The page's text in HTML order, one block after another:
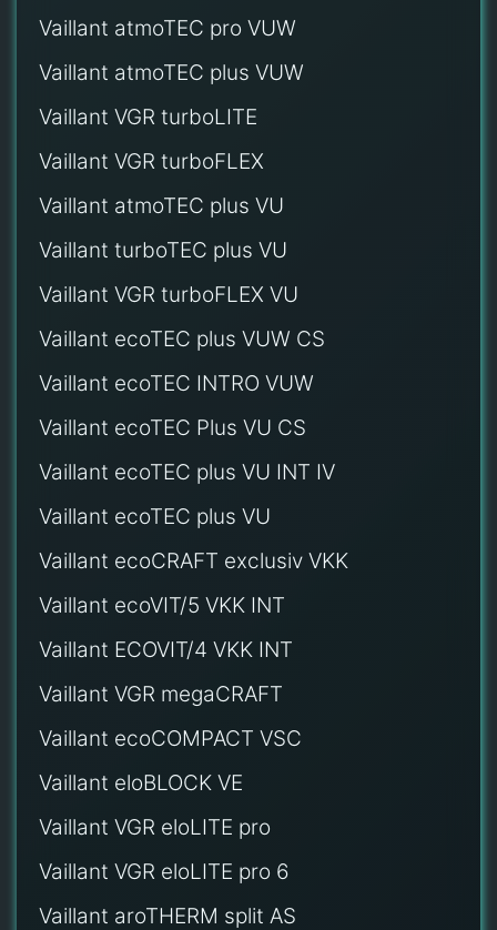
Vaillant atmoTEC pro VUW
Vaillant atmoTEC plus VUW
Vaillant VGR turboLITE
Vaillant VGR turboFLEX
Vaillant atmoTEC plus VU
Vaillant turboTEC plus VU
Vaillant VGR turboFLEX VU
Vaillant ecoTEC plus VUW CS
Vaillant ecoTEC INTRO VUW
Vaillant ecoTEC Plus VU CS
Vaillant ecoTEC plus VU INT IV
Vaillant ecoTEC plus VU
Vaillant ecoCRAFT exclusiv VKK
Vaillant ecoVIT/5 VKK INT
Vaillant ECOVIT/4 VKK INT
Vaillant VGR megaCRAFT
Vaillant ecoCOMPACT VSC
Vaillant eloBLOCK VE
Vaillant VGR eloLITE pro
Vaillant VGR eloLITE pro 6
Vaillant aroTHERM split AS